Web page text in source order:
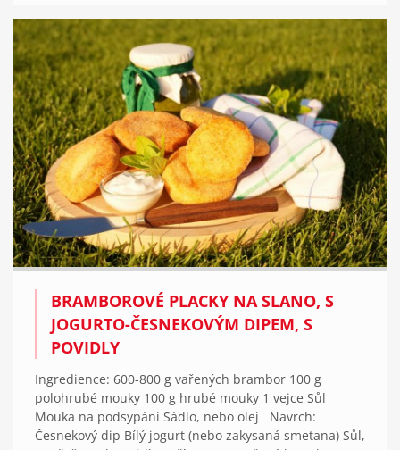
BRAMBOROVÉ PLACKY NA SLANO, S
JOGURTO-ČESNEKOVÝM DIPEM, S
POVIDLY
Ingredience: 600-800 g vařených brambor 100 g
polohrubé mouky 100 g hrubé mouky 1 vejce Sůl
Mouka na podsypání Sádlo, nebo olej Navrch:
Česnekový dip Bílý jogurt (nebo zakysaná smetana) Sůl,